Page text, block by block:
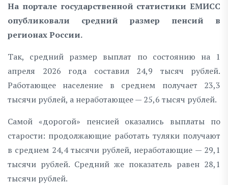
На портале государственной статистики ЕМИСС
опубликовали средний размер пенсий в
регионах России.
Так, средний размер выплат по состоянию на 1
апреля 2026 года составил 24,9 тысяч рублей.
Работающее население в среднем получает 23,3
тысячи рублей, а неработающее — 25,6 тысяч рублей.
Самой «дорогой» пенсией оказались выплаты по
старости: продолжающие работать туляки получают
в среднем 24,4 тысячи рублей, неработающие — 29,1
тысячи рублей. Средний же показатель равен 28,1
тысячи рублей.